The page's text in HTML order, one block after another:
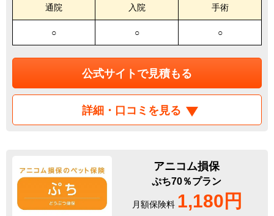
通院 入院 手術
○ ○ ○
公式サイトで見積もる
詳細・口コミを見る
アニコム損保
ぷち70％プラン
月額保険料 1,180円